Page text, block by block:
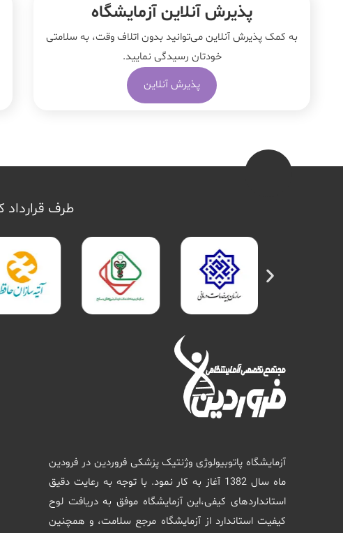
پذیرش آنلاین آزمایشگاه
به کمک پذیرش آنلاین می‌توانید بدون اتلاف وقت، به سلامتی
خودتان رسیدگی نمایید.
پذیرش آنلاین
طرف
آزمایشگاه پاتوبیولوژی وژنتیک پزشکی فروردین در فرودین
ماه سال 1382 آغاز به کار نمود. با توجه به رعایت دقیق
استانداردهای کیفی،این آزمایشگاه موفق به دریافت لوح
کیفیت استاندارد از آزمایشگاه مرجع سلامت، و همچنین